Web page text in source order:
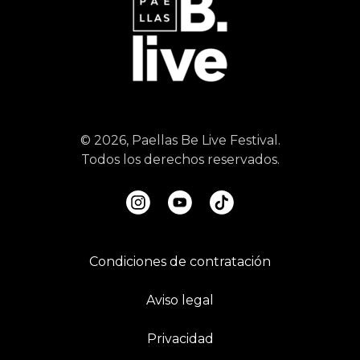
© 2026, Paellas Be Live Festival.
Todos los derechos reservados.
Condiciones de contratación
Aviso legal
Privacidad